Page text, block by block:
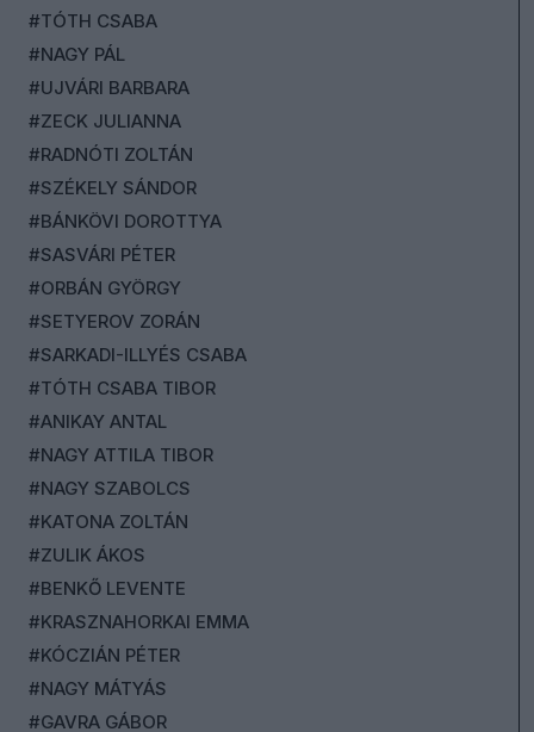
#TÓTH CSABA
#NAGY PÁL
#UJVÁRI BARBARA
#ZECK JULIANNA
#RADNÓTI ZOLTÁN
#SZÉKELY SÁNDOR
#BÁNKÖVI DOROTTYA
#SASVÁRI PÉTER
#ORBÁN GYÖRGY
#SETYEROV ZORÁN
#SARKADI-ILLYÉS CSABA
#TÓTH CSABA TIBOR
#ANIKAY ANTAL
#NAGY ATTILA TIBOR
#NAGY SZABOLCS
#KATONA ZOLTÁN
#ZULIK ÁKOS
#BENKŐ LEVENTE
#KRASZNAHORKAI EMMA
#KÓCZIÁN PÉTER
#NAGY MÁTYÁS
#GAVRA GÁBOR